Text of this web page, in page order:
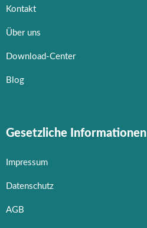
Kontakt
Über uns
Download-Center
Blog
Gesetzliche Informationen
Impressum
Datenschutz
AGB